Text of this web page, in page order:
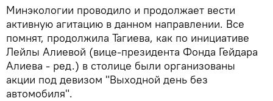
Минэкологии проводило и продолжает вести
активную агитацию в данном направлении. Все
помнят, продолжила Тагиева, как по инициативе
Лейлы Алиевой (вице-президента Фонда Гейдара
Алиева - ред.) в столице были организованы
акции под девизом "Выходной день без
автомобиля".